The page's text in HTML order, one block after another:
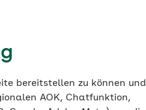
bereitstellen zu können und
AOK, Chatfunktion,